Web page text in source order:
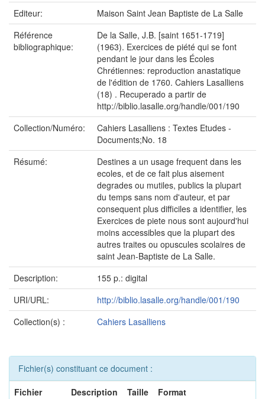
Editeur:
Maison Saint Jean Baptiste de La Salle
Référence
bibliographique:
De la Salle, J.B. [saint 1651-1719]
(1963). Exercices de piété qui se font
pendant le jour dans les Écoles
Chrétiennes: reproduction anastatique
de l'édition de 1760. Cahiers Lasalliens
(18) . Recuperado a partir de
http://biblio.lasalle.org/handle/001/190
Collection/Numéro:
Cahiers Lasalliens : Textes Etudes -
Documents;No. 18
Résumé:
Destines a un usage frequent dans les
ecoles, et de ce fait plus aisement
degrades ou mutiles, publics la plupart
du temps sans nom d'auteur, et par
consequent plus difficiles a identifier, les
Exercices de piete nous sont aujourd'hui
moins accessibles que la plupart des
autres traites ou opuscules scolaires de
saint Jean-Baptiste de La Salle.
Description:
155 p.: digital
URI/URL:
http://biblio.lasalle.org/handle/001/190
Collection(s) :
Cahiers Lasalliens
Fichier(s) constituant ce document :
Fichier
Description Taille Format